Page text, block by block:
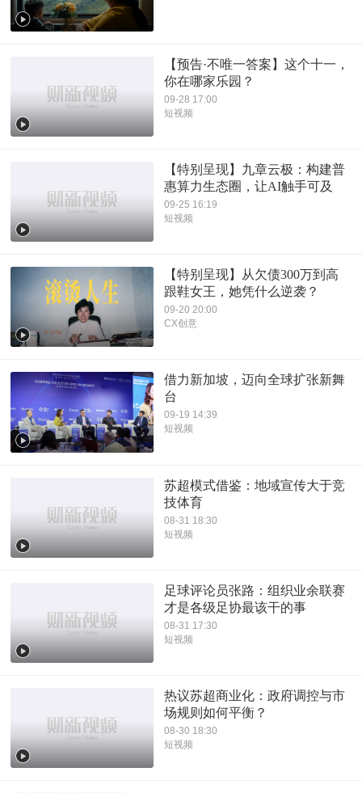
【预告·不唯一答案】这个十一，
你在哪家乐园？
09-28 17:00
短视频
【特别呈现】九章云极：构建普
惠算力生态圈，让AI触手可及
09-25 16:19
短视频
【特别呈现】从欠债300万到高
跟鞋女王，她凭什么逆袭？
09-20 20:00
CX创意
借力新加坡，迈向全球扩张新舞
台
09-19 14:39
短视频
苏超模式借鉴：地域宣传大于竞
技体育
08-31 18:30
短视频
足球评论员张路：组织业余联赛
才是各级足协最该干的事
08-31 17:30
短视频
热议苏超商业化：政府调控与市
场规则如何平衡？
08-30 18:30
短视频